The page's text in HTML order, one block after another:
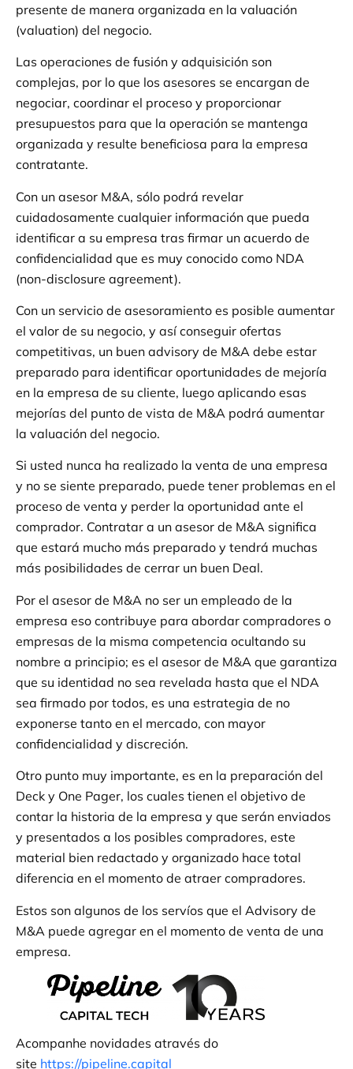
presente de manera organizada en la valuación
(valuation) del negocio.
Las operaciones de fusión y adquisición son
complejas, por lo que los asesores se encargan de
negociar, coordinar el proceso y proporcionar
presupuestos para que la operación se mantenga
organizada y resulte beneficiosa para la empresa
contratante.
Con un asesor M&A, sólo podrá revelar
cuidadosamente cualquier información que pueda
identificar a su empresa tras firmar un acuerdo de
confidencialidad que es muy conocido como NDA
(non-disclosure agreement).
Con un servicio de asesoramiento es posible aumentar
el valor de su negocio, y así conseguir ofertas
competitivas, un buen advisory de M&A debe estar
preparado para identificar oportunidades de mejoría
en la empresa de su cliente, luego aplicando esas
mejorías del punto de vista de M&A podrá aumentar
la valuación del negocio.
Si usted nunca ha realizado la venta de una empresa
y no se siente preparado, puede tener problemas en el
proceso de venta y perder la oportunidad ante el
comprador. Contratar a un asesor de M&A significa
que estará mucho más preparado y tendrá muchas
más posibilidades de cerrar un buen Deal.
Por el asesor de M&A no ser un empleado de la
empresa eso contribuye para abordar compradores o
empresas de la misma competencia ocultando su
nombre a principio; es el asesor de M&A que garantiza
que su identidad no sea revelada hasta que el NDA
sea firmado por todos, es una estrategia de no
exponerse tanto en el mercado, con mayor
confidencialidad y discreción.
Otro punto muy importante, es en la preparación del
Deck y One Pager, los cuales tienen el objetivo de
contar la historia de la empresa y que serán enviados
y presentados a los posibles compradores, este
material bien redactado y organizado hace total
diferencia en el momento de atraer compradores.
Estos son algunos de los servíos que el Advisory de
M&A puede agregar en el momento de venta de una
empresa.
Acompanhe novidades através do
site https://pipeline.capital